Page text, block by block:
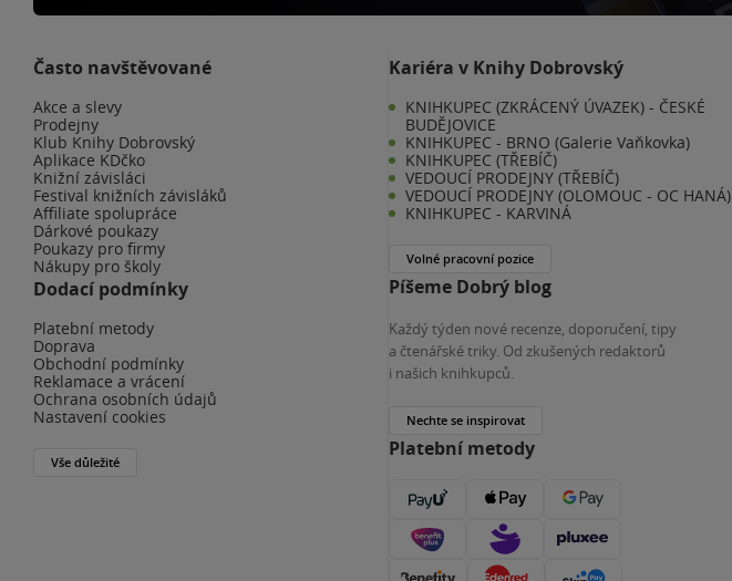
Často navštěvované
Akce a slevy
Prodejny
Klub Knihy Dobrovský
Aplikace KDčko
Knižní závisláci
Festival knižních závisláků
Affiliate spolupráce
Dárkové poukazy
Poukazy pro firmy
Nákupy pro školy
Dodací podmínky
Platební metody
Doprava
Obchodní podmínky
Reklamace a vrácení
Ochrana osobních údajů
Nastavení cookies
Vše důležité
Kariéra v Knihy Dobrovský
KNIHKUPEC (ZKRÁCENÝ ÚVAZEK) - ČESKÉ
BUDĚJOVICE
KNIHKUPEC - BRNO (Galerie Vaňkovka)
KNIHKUPEC (TŘEBÍČ)
VEDOUCÍ PRODEJNY (TŘEBÍČ)
VEDOUCÍ PRODEJNY (OLOMOUC - OC HANÁ)
KNIHKUPEC - KARVINÁ
Volné pracovní pozice
Píšeme Dobrý blog
Každý týden nové recenze, doporučení, tipy
a čtenářské triky. Od zkušených redaktorů
i našich knihkupců.
Nechte se inspirovat
Platební metody